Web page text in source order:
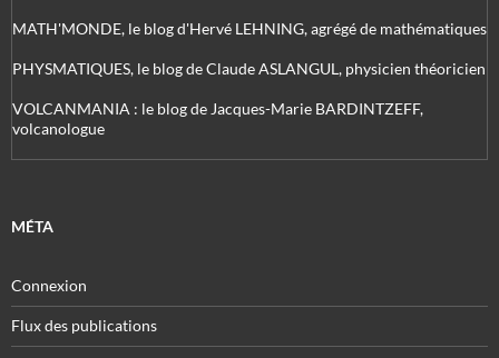
MATH'MONDE, le blog d'Hervé LEHNING, agrégé de mathématiques
PHYSMATIQUES, le blog de Claude ASLANGUL, physicien théoricien
VOLCANMANIA : le blog de Jacques-Marie BARDINTZEFF,
volcanologue
MÉTA
Connexion
Flux des publications